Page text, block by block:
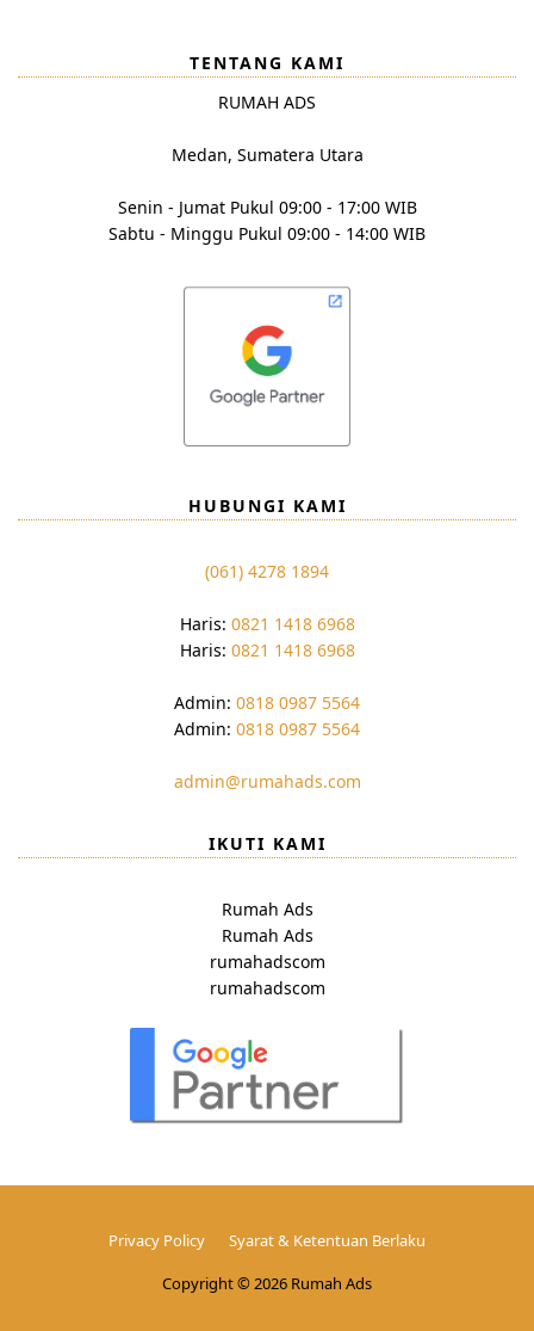
TENTANG KAMI
RUMAH ADS
Medan, Sumatera Utara
Senin - Jumat Pukul 09:00 - 17:00 WIB
Sabtu - Minggu Pukul 09:00 - 14:00 WIB
HUBUNGI KAMI
(061) 4278 1894
Haris: 0821 1418 6968
Haris: 0821 1418 6968
Admin: 0818 0987 5564
Admin: 0818 0987 5564
admin@rumahads.com
IKUTI KAMI
Rumah Ads
Rumah Ads
rumahadscom
rumahadscom
Privacy Policy
Syarat & Ketentuan Berlaku
Copyright © 2026 Rumah Ads